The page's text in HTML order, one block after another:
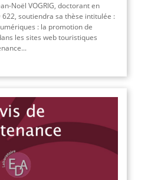
Noël VOGRIG, doctorant en
622, soutiendra sa thèse intitulée :
: la promotion de
les sites web touristiques
...